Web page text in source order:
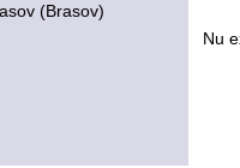
(Brasov)
Nu